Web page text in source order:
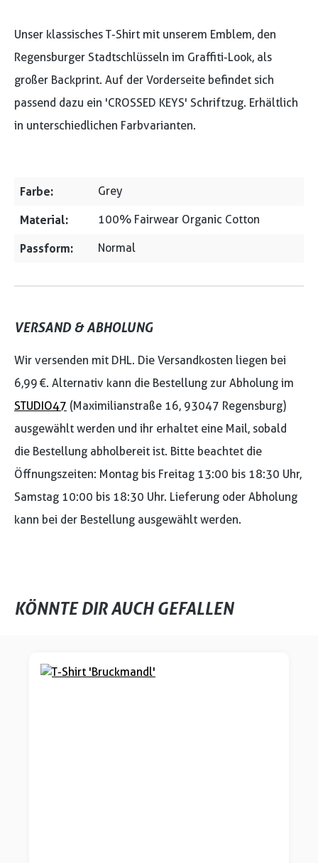
Unser klassisches T-Shirt mit unserem Emblem, den
Regensburger Stadtschlüsseln im Graffiti-Look, als
großer Backprint. Auf der Vorderseite befindet sich
passend dazu ein 'CROSSED KEYS' Schriftzug. Erhältlich
in unterschiedlichen Farbvarianten.
Farbe: Grey
Material: 100% Fairwear Organic Cotton
Passform: Normal
VERSAND & ABHOLUNG
Wir versenden mit DHL. Die Versandkosten liegen bei
6,99 €. Alternativ kann die Bestellung zur Abholung im
STUDIO47 (Maximilianstraße 16, 93047 Regensburg)
ausgewählt werden und ihr erhaltet eine Mail, sobald
die Bestellung abholbereit ist. Bitte beachtet die
Öffnungszeiten: Montag bis Freitag 13:00 bis 18:30 Uhr,
Samstag 10:00 bis 18:30 Uhr. Lieferung oder Abholung
kann bei der Bestellung ausgewählt werden.
KÖNNTE DIR AUCH GEFALLEN